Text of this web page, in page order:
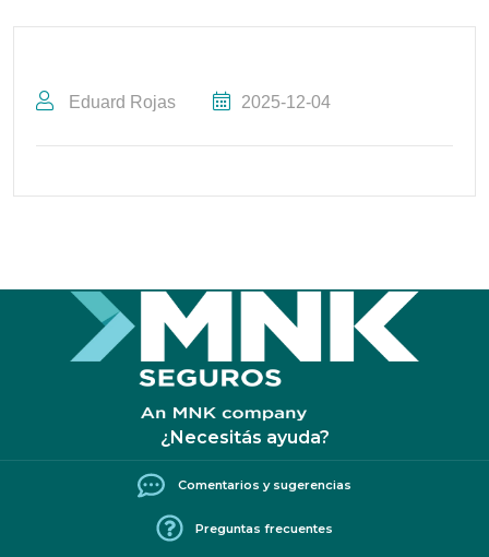
Eduard Rojas 2025-12-04
¿Necesitás ayuda?
Comentarios y sugerencias
Preguntas frecuentes